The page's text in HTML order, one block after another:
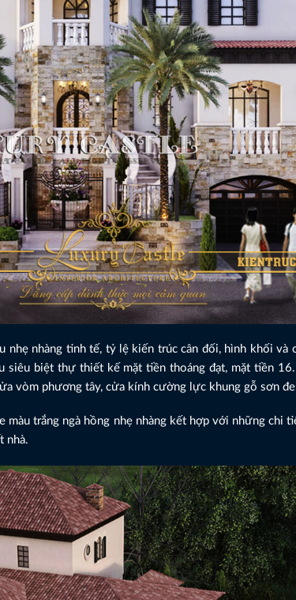
nhẹ nhàng tinh tế, tỷ lệ kiến trúc cân đối, hình khối và
siêu biệt thự thiết kế mặt tiền thoáng đạt, mặt tiền
vòm phương tây, cửa kính cường lực khung gỗ sơn
trắng ngà hồng nhẹ nhàng kết hợp với những chi
nhà.